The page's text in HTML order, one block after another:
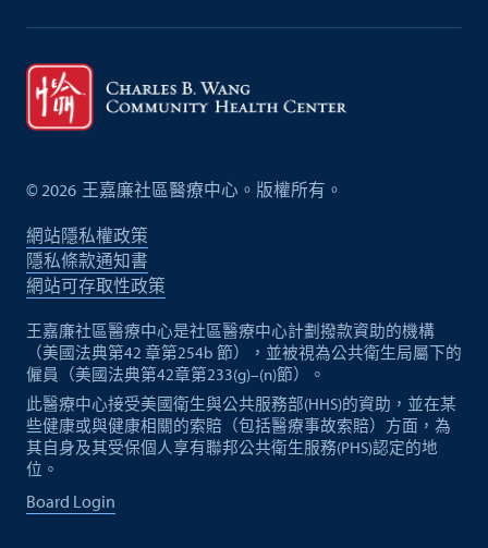
©2026 王嘉廉社區醫療中心。版權所有。
網站隱私權政策
隱私條款通知書
網站可存取性政策
王嘉廉社區醫療中心是社區醫療中心計劃撥款資助的機構
（美國法典第42 章第254b 節），並被視為公共衛生局屬下的
僱員（美國法典第42章第233(g)–(n)節）。
此醫療中心接受美國衛生與公共服務部(HHS)的資助，並在某
些健康或與健康相關的索賠（包括醫療事故索賠）方面，為
其自身及其受保個人享有聯邦公共衛生服務(PHS)認定的地
位。
Board Login